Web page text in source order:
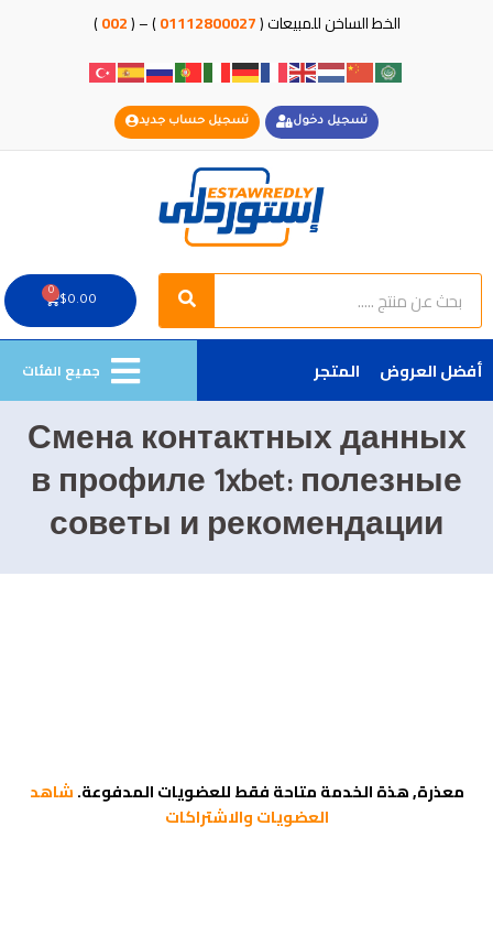
الخط الساخن للمبيعات (01112800027
) – (
002
)
تسجيل دخول تسجيل حساب جديد
Search
Search
$0.00
0
Cart
أفضل العروض المتجر جميع الفئات
Смена контактных данных
в профиле 1xbet: полезные
советы и рекомендации
معذرة, هذة الخدمة متاحة فقط للعضويات المدفوعة.شاهد
العضويات والاشتراكات